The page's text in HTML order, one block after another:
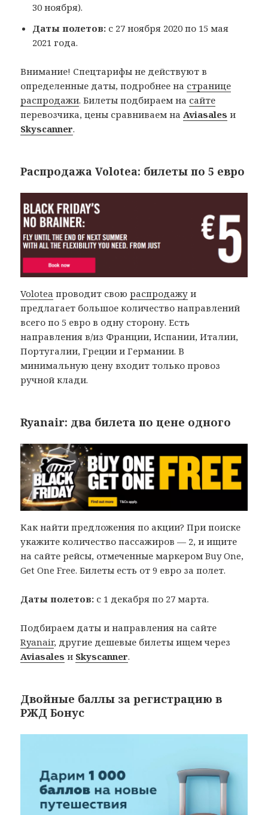
30 ноября).
Даты полетов: с 27 ноября 2020 по 15 мая
2021 года.
Внимание! Спецтарифы не действуют в
определенные даты, подробнее на странице
распродажи. Билеты подбираем на сайте
перевозчика, цены сравниваем наAviasales и
Skyscanner.
Распродажа Volotea: билеты по 5 евро
Volotea проводит своюраспродажу и
предлагает большое количество направлений
всего по 5 евро в одну сторону. Есть
направления в/из Франции, Испании, Италии,
Португалии, Греции и Германии. В
минимальную цену входит только провоз
ручной клади.
Ryanair: два билета по цене одного
Как найти предложения по акции? При поиске
укажите количество пассажиров — 2, и ищите
на сайте рейсы, отмеченные маркером Buy One,
Get One Free. Билеты есть от 9 евро за полет.
Даты полетов: с 1 декабря по 27 марта.
Подбираем даты и направления на сайте
Ryanair, другие дешевые билеты ищем через
Aviasales и Skyscanner.
Двойные баллы за регистрацию в
РЖД Бонус